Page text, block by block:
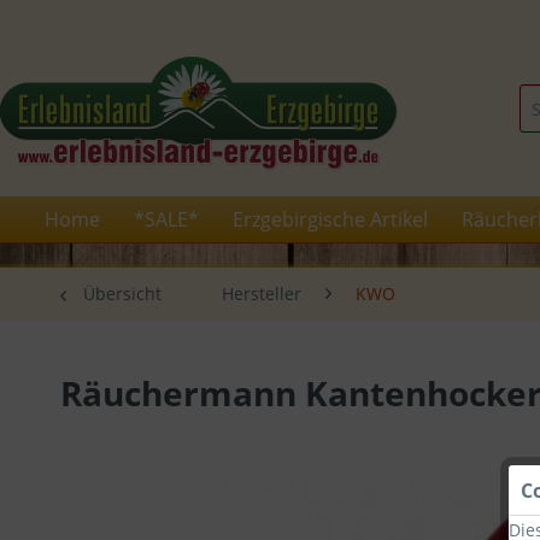
Home *SALE* Erzgebirgische Artikel
Übersicht Hersteller KWO
Räuchermann